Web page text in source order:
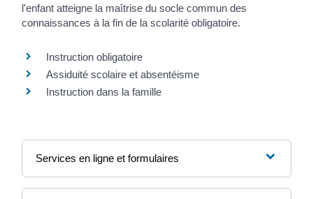
l'enfant atteigne la maîtrise du socle commun des
connaissances à la fin de la scolarité obligatoire.
Instruction obligatoire
Assiduité scolaire et absentéisme
Instruction dans la famille
Services en ligne et formulaires